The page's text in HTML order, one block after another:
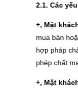
2.1. Các
+, Mặt
mua bán
hợp pháp
phép chất
+, Mặt